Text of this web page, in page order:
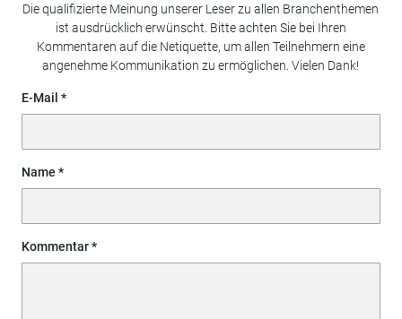
Die qualifizierte Meinung unserer Leser zu allen Branchenthemen
ist ausdrücklich erwünscht. Bitte achten Sie bei Ihren
Kommentaren auf die Netiquette, um allen Teilnehmern eine
angenehme Kommunikation zu ermöglichen. Vielen Dank!
E-Mail
Name
Kommentar